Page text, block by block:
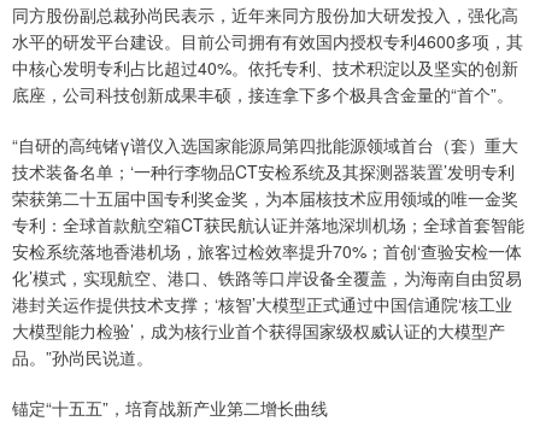
同方股份副总裁孙尚民表示，近年来同方股份加大研发投入，强化高
水平的研发平台建设。目前公司拥有有效国内授权专利4600多项，其
中核心发明专利占比超过40%。依托专利、技术积淀以及坚实的创新
底座，公司科技创新成果丰硕，接连拿下多个极具含金量的“首个”。
“自研的高纯锗γ谱仪入选国家能源局第四批能源领域首台（套）重大
技术装备名单；‘一种行李物品CT安检系统及其探测器装置’发明专利
荣获第二十五届中国专利奖金奖，为本届核技术应用领域的唯一金奖
专利：全球首款航空箱CT获民航认证并落地深圳机场；全球首套智能
安检系统落地香港机场，旅客过检效率提升70%；首创‘查验安检一体
化’模式，实现航空、港口、铁路等口岸设备全覆盖，为海南自由贸易
港封关运作提供技术支撑；‘核智’大模型正式通过中国信通院‘核工业
大模型能力检验’，成为核行业首个获得国家级权威认证的大模型产
品。”孙尚民说道。
锚定“十五五”，培育战新产业第二增长曲线